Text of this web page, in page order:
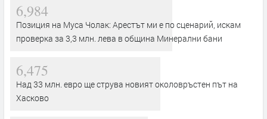
6,984
Позиция на Муса Чолак: Арестът ми е по сценарий, искам
проверка за 3,3 млн. лева в община Минерални бани
6,475
Над 33 млн. евро ще струва новият околовръстен път на
Хасково